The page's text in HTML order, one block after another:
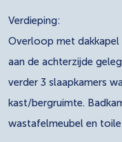
Verdieping:
Overloop met dakkapel
aan de achterzijde
verder 3 slaapkamers
kast/bergruimte.
wastafelmeubel en